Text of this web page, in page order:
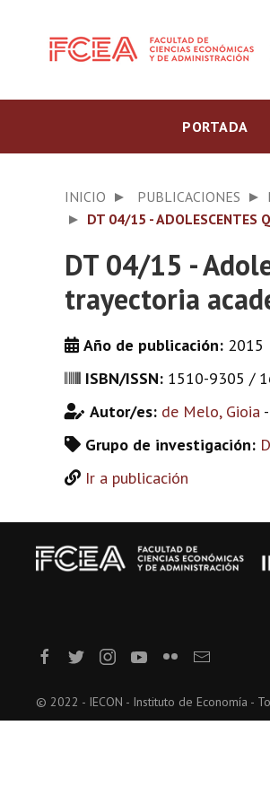
PORTADA
INICIO PUBLICACIONES
DT 04/15 - ADOLESCENTES
DT 04/15 -
trayectoria
Año de publicación: 2015
ISBN/ISSN: 1510-9305 /
Autor/es: de Melo, Gioia -
Grupo de investigación:
Ir a publicación
© 2022 - IECON - Instituto de Economía -